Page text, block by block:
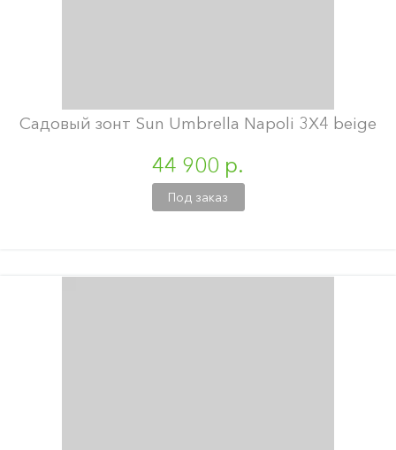
Садовый зонт Sun Umbrella Napoli 3X4 beige
44 900 р.
Под заказ